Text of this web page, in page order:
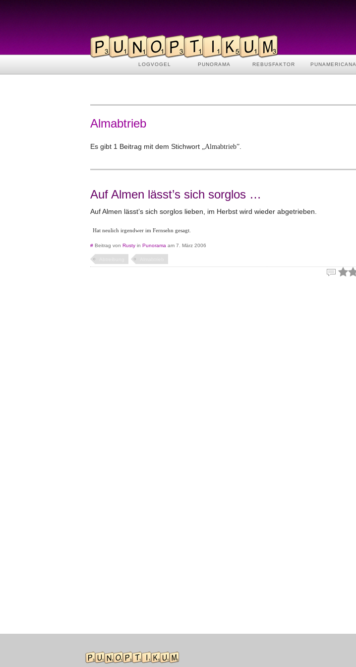
LOGVOGEL PUNORAMA REBUSFAKTOR PUNAMERICANA
Almabtrieb
Es gibt 1 Beitrag mit dem Stichwort „Almabtrieb”
Auf Almen lässt’s sich sorglos …
Auf Almen lässt’s sich sorglos lieben, im Herbst wird wieder abgetrieben.
Hat neulich irgendwer im Fernsehn gesagt.
# Beitrag von Rusty in Punorama am 7. März 2006